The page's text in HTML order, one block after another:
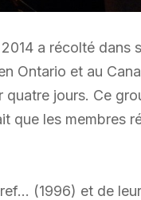
a récolté dans
Ontario et au
quatre jours. Ce
que les membres
(1996) et de